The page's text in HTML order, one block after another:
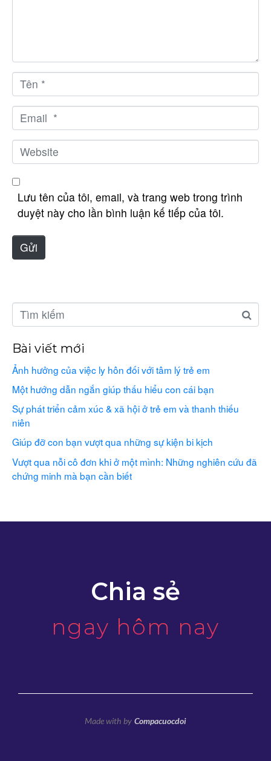
u
n
g
*
T
ê
n
*
E
m
a
i
l
W
e
b
e
Lưu tên của tôi, email, và trang web trong trình
duyệt này cho lần bình luận kế tiếp của tôi.
Gửi
Bài viết mới
Ảnh hưởng của việc ly hôn đối với tâm lý trẻ em
Một hướng dẫn ngắn giúp thấu hiểu con cái bạn
Sự phát triển cảm xúc & xã hội ở trẻ em và thanh thiếu
niên
Giúp đỡ con bạn vượt qua những sự kiện bi kịch
Vượt qua nỗi cô đơn khi ở một mình: Những nghiên cứu đã
chứng minh mà bạn cần biết
Chia sẻ
ngay hôm nay
Made with by Compacuocdoi